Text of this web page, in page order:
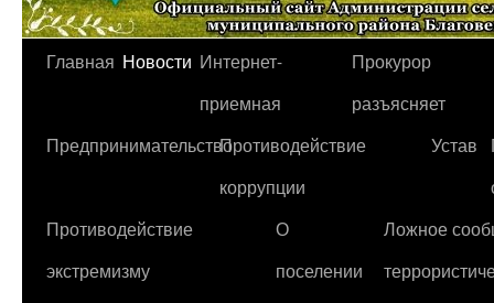
Перейти
содержимому
Главная Новости Интернет-
приемная
Прокурор
разъясняет
ПредпринимательствоПротиводействие
коррупции
Устав
Противодействие
экстремизму
О
поселении
Ложное